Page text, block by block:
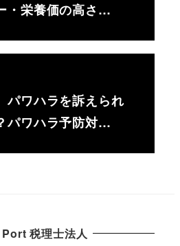
・栄養価の高さ…
パワハラを訴えられ
パワハラ予防対…
税理士法人